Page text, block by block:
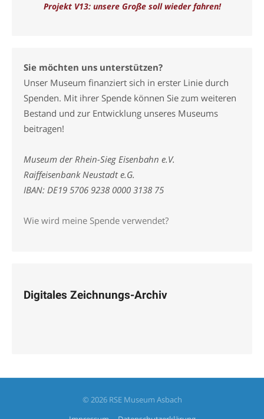
Projekt V13: unsere Große soll wieder fahren!
Sie möchten uns unterstützen?
Unser Museum finanziert sich in erster Linie durch
Spenden. Mit ihrer Spende können Sie zum weiteren
Bestand und zur Entwicklung unseres Museums
beitragen!
Museum der Rhein-Sieg Eisenbahn e.V.
Raiffeisenbank Neustadt e.G.
IBAN: DE19 5706 9238 0000 3138 75
Wie wird meine Spende verwendet?
Digitales Zeichnungs-Archiv
© 2026 RSE Museum Asbach